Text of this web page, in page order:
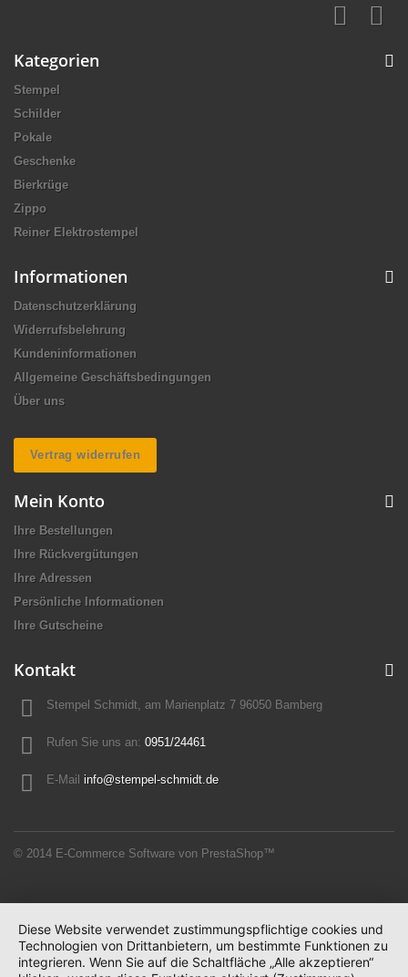
Kategorien
Stempel
Schilder
Pokale
Geschenke
Bierkrüge
Zippo
Reiner Elektrostempel
Informationen
Datenschutzerklärung
Widerrufsbelehrung
Kundeninformationen
Allgemeine Geschäftsbedingungen
Über uns
Vertrag widerrufen
© 2014 E-Commerce Software von PrestaShop™
Mein Konto
Ihre Bestellungen
Ihre Rückvergütungen
Ihre Adressen
Persönliche Informationen
Ihre Gutscheine
Kontakt
Stempel Schmidt, am Marienplatz 7 96050 Bamberg
Rufen Sie uns an: 0951/24461
E-Mail info@stempel-schmidt.de
Diese Website verwendet zustimmungspflichtige cookies und
Technologien von Drittanbietern, um bestimmte Funktionen zu
integrieren. Wenn Sie auf die Schaltfläche „Alle akzeptieren“